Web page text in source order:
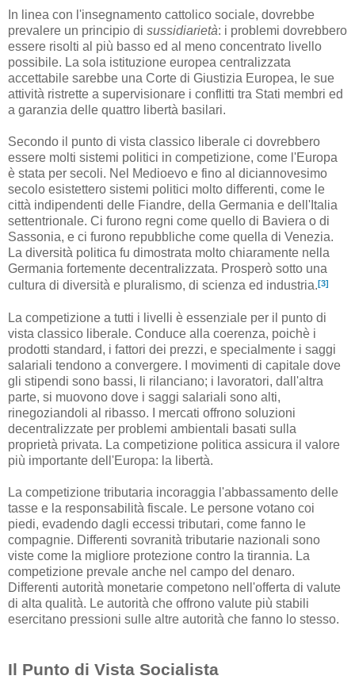
In linea con l'insegnamento cattolico sociale, dovrebbe
prevalere un principio di sussidiarietà: i problemi dovrebbero
essere risolti al più basso ed al meno concentrato livello
possibile. La sola istituzione europea centralizzata
accettabile sarebbe una Corte di Giustizia Europea, le sue
attività ristrette a supervisionare i conflitti tra Stati membri ed
a garanzia delle quattro libertà basilari.
Secondo il punto di vista classico liberale ci dovrebbero
essere molti sistemi politici in competizione, come l'Europa
è stata per secoli. Nel Medioevo e fino al diciannovesimo
secolo esistettero sistemi politici molto differenti, come le
città indipendenti delle Fiandre, della Germania e dell'Italia
settentrionale. Ci furono regni come quello di Baviera o di
Sassonia, e ci furono repubbliche come quella di Venezia.
La diversità politica fu dimostrata molto chiaramente nella
Germania fortemente decentralizzata. Prosperò sotto una
cultura di diversità e pluralismo, di scienza ed industria.[3]
La competizione a tutti i livelli è essenziale per il punto di
vista classico liberale. Conduce alla coerenza, poichè i
prodotti standard, i fattori dei prezzi, e specialmente i saggi
salariali tendono a convergere. I movimenti di capitale dove
gli stipendi sono bassi, li rilanciano; i lavoratori, dall'altra
parte, si muovono dove i saggi salariali sono alti,
rinegoziandoli al ribasso. I mercati offrono soluzioni
decentralizzate per problemi ambientali basati sulla
proprietà privata. La competizione politica assicura il valore
più importante dell'Europa: la libertà.
La competizione tributaria incoraggia l'abbassamento delle
tasse e la responsabilità fiscale. Le persone votano coi
piedi, evadendo dagli eccessi tributari, come fanno le
compagnie. Differenti sovranità tributarie nazionali sono
viste come la migliore protezione contro la tirannia. La
competizione prevale anche nel campo del denaro.
Differenti autorità monetarie competono nell'offerta di valute
di alta qualità. Le autorità che offrono valute più stabili
esercitano pressioni sulle altre autorità che fanno lo stesso.
Il Punto di Vista Socialista